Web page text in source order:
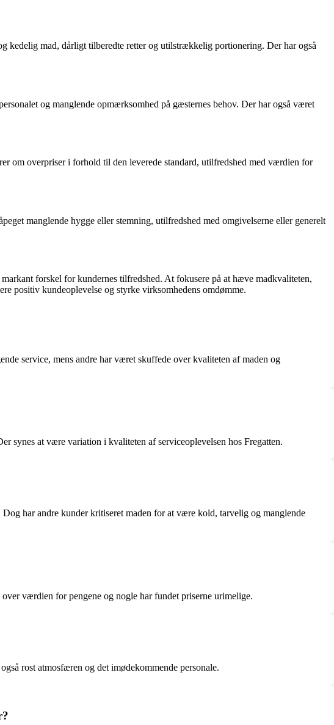
kedelig mad, dårligt tilberedte retter og utilstrækkelig portionering. Der har også
og manglende opmærksomhed på gæsternes behov. Der har også været
om overpriser i forhold til den leverede standard, utilfredshed med værdien for
manglende hygge eller stemning, utilfredshed med omgivelserne eller generelt
forskel for kundernes tilfredshed. At fokusere på at hæve madkvaliteten,
positiv kundeoplevelse og styrke virksomhedens omdømme.
service, mens andre har været skuffede over kvaliteten af maden og
synes at være variation i kvaliteten af serviceoplevelsen hos Fregatten.
har andre kunder kritiseret maden for at være kold, tarvelig og manglende
værdien for pengene og nogle har fundet priserne urimelige.
rost atmosfæren og det imødekommende personale.